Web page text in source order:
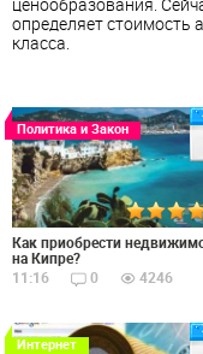
определяет стоимость
класса.
Политика и Закон
Как приобрести
на Кипре?
11:16
0 4246
Интернет